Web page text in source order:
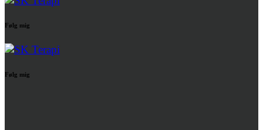
Følg mig
Følg mig